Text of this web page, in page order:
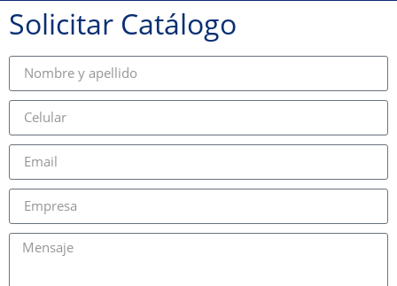
Solicitar Catálogo